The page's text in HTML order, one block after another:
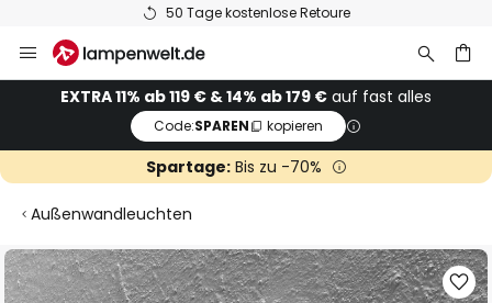
50 Tage kostenlose Retoure
Inhalt
springenEXTRA 11% ab 119 € & 14% ab 179 € auf fast alles
Code:SPAREN kopieren
Spartage:Bis zu -70%
Außenwandleuchten
Zum
Ende